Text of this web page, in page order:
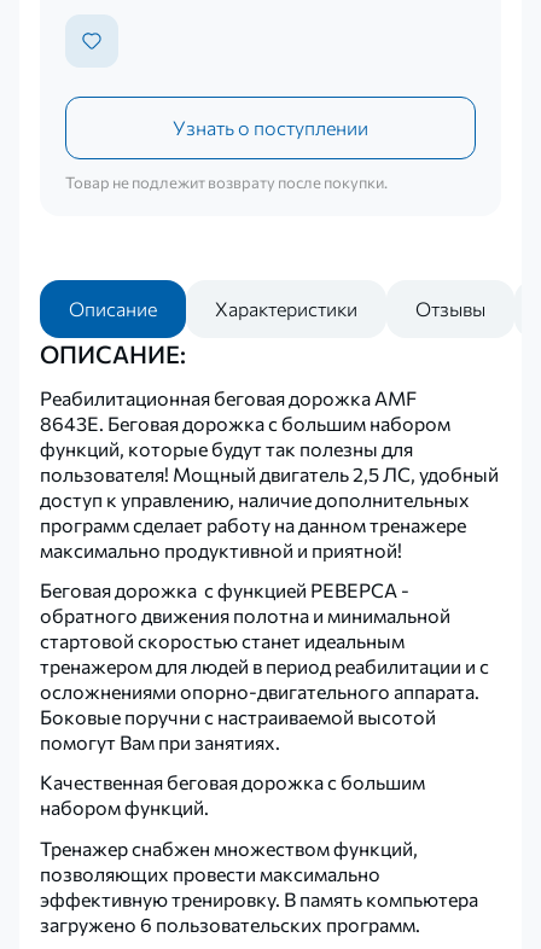
Узнать о поступлении
Товар не подлежит возврату после покупки.
Описание Характеристики Отзывы
ОПИСАНИЕ:
Реабилитационная беговая дорожка AMF
8643E. Беговая дорожка с большим набором
функций, которые будут так полезны для
пользователя! Мощный двигатель 2,5 ЛС, удобный
доступ к управлению, наличие дополнительных
программ сделает работу на данном тренажере
максимально продуктивной и приятной!
Беговая дорожка с функцией РЕВЕРСА -
обратного движения полотна и минимальной
стартовой скоростью станет идеальным
тренажером для людей в период реабилитации и с
осложнениями опорно-двигательного аппарата.
Боковые поручни с настраиваемой высотой
помогут Вам при занятиях.
Качественная беговая дорожка с большим
набором функций.
Тренажер снабжен множеством функций,
позволяющих провести максимально
эффективную тренировку. В память компьютера
загружено 6 пользовательских программ.